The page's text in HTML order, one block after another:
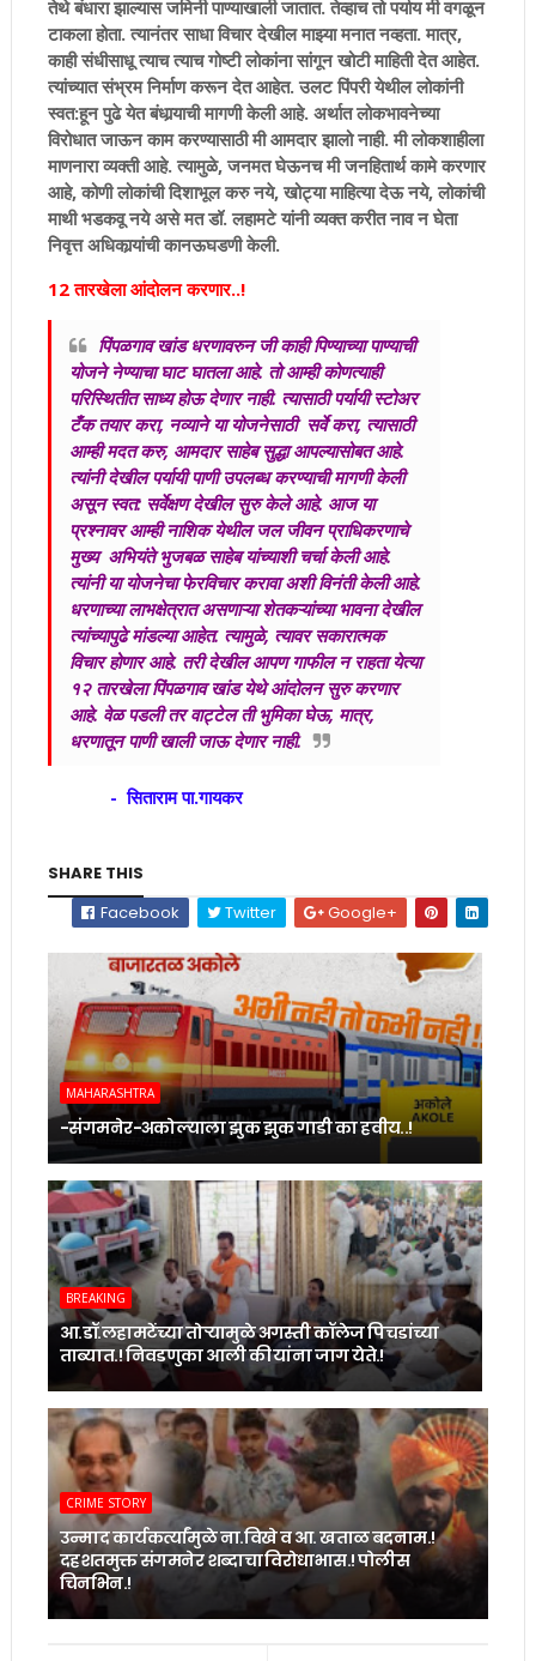
तेथे बंधारा झाल्यास जमिनी पाण्याखाली जातात. तेव्हाच तो पर्याय मी वगळून
टाकला होता. त्यानंतर साधा विचार देखील माझ्या मनात नव्हता. मात्र,
काही संधीसाधू त्याच त्याच गोष्टी लोकांना सांगून खोटी माहिती देत आहेत.
त्यांच्यात संभ्रम निर्माण करून देत आहेत. उलट पिंपरी येथील लोकांनी
स्वत:हून पुढे येत बंधार्‍याची मागणी केली आहे. अर्थात लोकभावनेच्या
विरोधात जाऊन काम करण्यासाठी मी आमदार झालो नाही. मी लोकशाहीला
माणनारा व्यक्ती आहे. त्यामुळे, जनमत घेऊनच मी जनहितार्थ कामे करणार
आहे, कोणी लोकांची दिशाभूल करु नये, खोट्या माहित्या देऊ नये, लोकांची
माथी भडकवू नये असे मत डॉ. लहामटे यांनी व्यक्त करीत नाव न घेता
निवृत्त अधिकार्‍यांची कानऊघडणी केली.
12 तारखेला आंदोलन करणार..!
पिंपळगाव खांड धरणावरुन जी काही पिण्याच्या पाण्याची
योजने नेण्याचा घाट घातला आहे. तो आम्ही कोणत्याही
परिस्थितीत साध्य होऊ देणार नाही. त्यासाठी पर्यायी स्टोअर
टँक तयार करा, नव्याने या योजनेसाठी सर्वे करा, त्यासाठी
आम्ही मदत करु, आमदार साहेब सुद्धा आपल्यासोबत आहे.
त्यांनी देखील पर्यायी पाणी उपलब्ध करण्याची मागणी केली
असून स्वत: सर्वेक्षण देखील सुरु केले आहे. आज या
प्रश्नावर आम्ही नाशिक येथील जल जीवन प्राधिकरणाचे
मुख्य अभियंते भुजबळ साहेब यांच्याशी चर्चा केली आहे.
त्यांनी या योजनेचा फेरविचार करावा अशी विनंती केली आहे.
धरणाच्या लाभक्षेत्रात असणाऱ्या शेतकऱ्यांच्या भावना देखील
त्यांच्यापुढे मांडल्या आहेत. त्यामुळे, त्यावर सकारात्मक
विचार होणार आहे. तरी देखील आपण गाफील न राहता येत्या
१२ तारखेला पिंपळगाव खांड येथे आंदोलन सुरु करणार
आहे. वेळ पडली तर वाट्टेल ती भुमिका घेऊ, मात्र,
धरणातून पाणी खाली जाऊ देणार नाही.
- सिताराम पा.गायकर
SHARE THIS
Facebook
Twitter Google+
MAHARASHTRA
-संगमनेर-अकोल्याला झुक झुक गाडी का हवीय..!
BREAKING
आ.डॉ.लहामटेंच्या तोर्‍यामुळे अगस्ती कॉलेज पिचडांच्या
ताब्यात.! निवडणुका आली की यांना जाग येते.!
CRIME STORY
उन्माद कार्यकर्त्यांमुळे ना.विखे व आ. खताळ बदनाम.!
दहशतमुक्त संगमनेर शब्दाचा विरोधाभास.! पोलीस
चिनभिन.!